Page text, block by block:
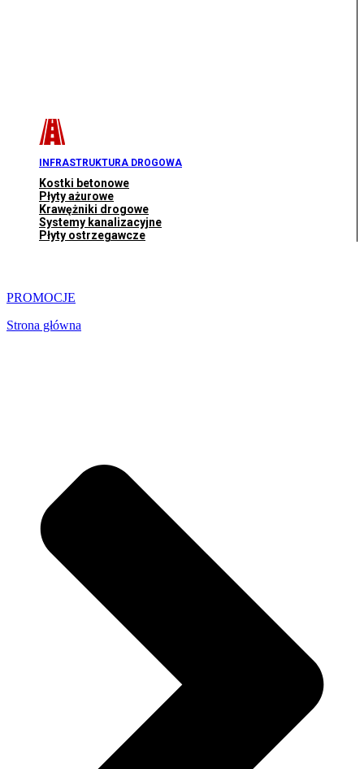
INFRASTRUKTURA DROGOWA
Kostki betonowe
Płyty ażurowe
Krawężniki drogowe
Systemy kanalizacyjne
Płyty ostrzegawcze
PROMOCJE
Strona główna